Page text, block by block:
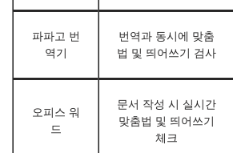
파파고 번
역기
번역과 동시에 맞춤
법 및 띄어쓰기 검사
오피스 워
드
문서 작성 시 실시간
맞춤법 및 띄어쓰기
체크